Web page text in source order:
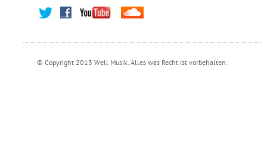
© Copyright 2013 Well Musik. Alles was Recht ist vorbehalten.